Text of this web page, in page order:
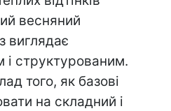
весняний
виглядає
структурованим.
того, як базові
на складний і